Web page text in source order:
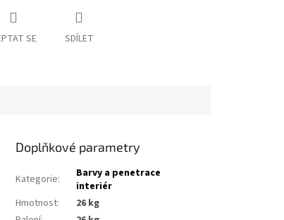
SE SDÍLET
Doplňkové parametry
Kategorie:
Barvy a penetrace
interiér
Hmotnost:
26 kg